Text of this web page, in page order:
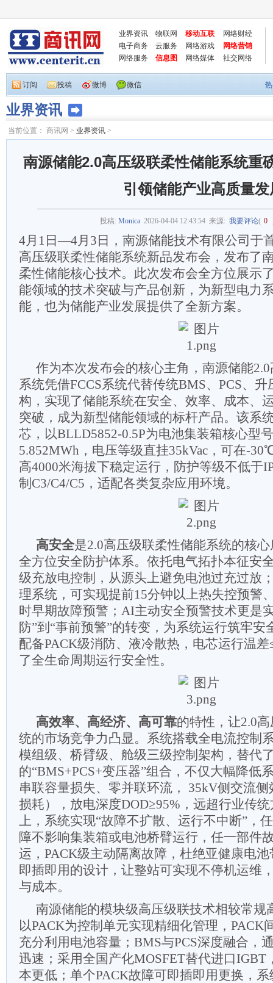
业界资讯 物联网 移动互联
网络财经
电子商务
云服务 网络游戏
网络营销
网络服务
信息图 网络媒体 社交网络
订阅 投稿 微博 微信
业界资讯
当前位置： 商讯网 > 业界资讯 >
南源储能2.0高压级联柔性储能系统重
引领储能产业高质量发
投稿: Monica 2026-04-04 12:43:54来源: 我要评论( 0
4月1日—4月3日，南源储能技术有限公司于
高压级联柔性储能系统新品发布会，发布了
柔性储能核心技术。此次发布会全方位展示
能领域的技术突破与产品创新，为新型电力
能，也为储能产业发展提供了全新方案。
作为本次发布会的核心主角，南源储能
系统凭借FCCS系统代替传统BMS、PCS、
构，实现了储能系统在安全、效率、成本、
突破，成为新型储能领域的标杆产品。该系
芯，以BLLD5852-0.5P为电池集装箱核心型
5.852MWh，电压等级直挂35kVac，可在-
高4000米海拔下稳定运行，防护等级不低于
制C3/C4/C5，适配各类复杂应用环境。
高安全是2.0高压级联柔性储能系统的核
全方位安全防护体系。依托电气拓扑本征安
级充放电控制，从源头上避免电池过充过放
理系统，可实现提前15分钟以上热失控预警
时早期故障预警；AI主动安全预警技术更是
防”到“事前预警”的转变，为系统运行筑牢安
配备PACK级消防、液冷散热，电芯运行温
了全生命周期运行安全性。
高效率、高经济、高可靠的特性，让2.0
统的市场竞争力凸显。系统搭载全电流控制
模组级、桥臂级、舱级三级控制架构，替代
的“BMS+PCS+变压器”组合，不仅大幅降低
串联容量损失、零并联环流， 35kV侧交流
损耗），放电深度DOD≥95%，远超行业传
上，系统实现“故障不扩散、运行不中断”，
障不影响集装箱或电池桥臂运行，任一部件
运，PACK级主动隔离故障，杜绝亚健康电
即插即用的设计，让整站可实现不停机运维
与成本。
南源储能的模块级高压级联技术相较常规
以PACK为控制单元实现精细化管理，PACK
充分利用电池容量；BMS与PCS深度融合，
迅速；采用全国产化MOSFET替代进口IGBT
本更低；单个PACK故障可即插即用更换，